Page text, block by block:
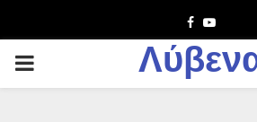
Facebook
Youtube
PRIMARY